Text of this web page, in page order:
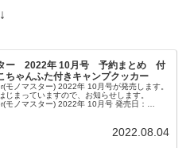
ー 2022年 10月号 予約まとめ 付
ちゃんふた付きキャンプクッカー
モノマスター) 2022年 10月号が発売します。
じまっていますので、お知らせします。
モノマスター) 2022年 10月号 発売日：
2022.08.04